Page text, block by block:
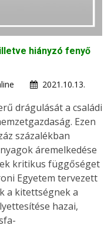
hiányzó fenyő
2021.10.13.
drágulását a családi
Ezen
százalékban
áremelkedése
kritikus függőséget
Egyetem tervezett
a kitettségnek a
hazai,